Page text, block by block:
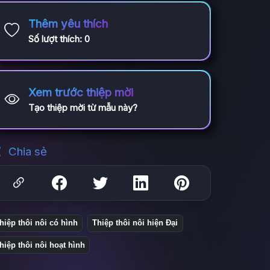
Thêm yêu thích
Số lượt thích: 0
Xem trước thiệp mời
Tạo thiệp mời từ mẫu này?
Chia sẻ
thôi nôi có hình Thiệp thôi nôi hiện Đại
thôi nôi hoạt hình